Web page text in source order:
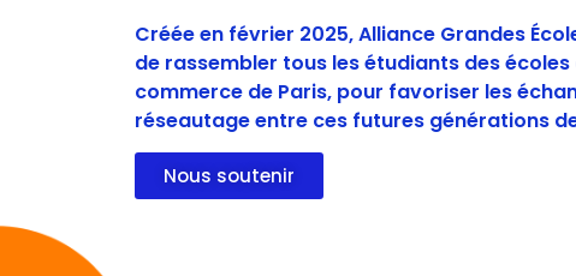
Créée en février 2025, Alliance Grandes
de rassembler tous les étudiants des écoles
commerce de Paris, pour favoriser les
réseautage entre ces futures générations
Nous soutenir